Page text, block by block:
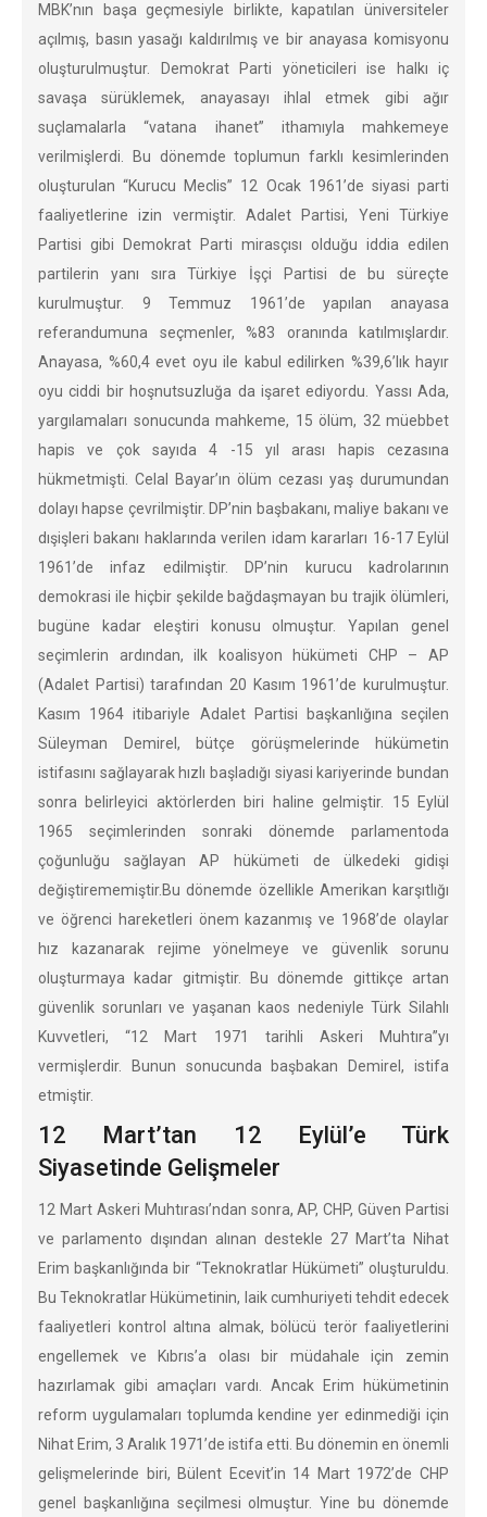
MBK’nın başa geçmesiyle birlikte, kapatılan üniversiteler
açılmış, basın yasağı kaldırılmış ve bir anayasa komisyonu
oluşturulmuştur. Demokrat Parti yöneticileri ise halkı iç
savaşa sürüklemek, anayasayı ihlal etmek gibi ağır
suçlamalarla “vatana ihanet” ithamıyla mahkemeye
verilmişlerdi. Bu dönemde toplumun farklı kesimlerinden
oluşturulan “Kurucu Meclis” 12 Ocak 1961’de siyasi parti
faaliyetlerine izin vermiştir. Adalet Partisi, Yeni Türkiye
Partisi gibi Demokrat Parti mirasçısı olduğu iddia edilen
partilerin yanı sıra Türkiye İşçi Partisi de bu süreçte
kurulmuştur. 9 Temmuz 1961’de yapılan anayasa
referandumuna seçmenler, %83 oranında katılmışlardır.
Anayasa, %60,4 evet oyu ile kabul edilirken %39,6’lık hayır
oyu ciddi bir hoşnutsuzluğa da işaret ediyordu. Yassı Ada,
yargılamaları sonucunda mahkeme, 15 ölüm, 32 müebbet
hapis ve çok sayıda 4 -15 yıl arası hapis cezasına
hükmetmişti. Celal Bayar’ın ölüm cezası yaş durumundan
dolayı hapse çevrilmiştir. DP’nin başbakanı, maliye bakanı ve
dışişleri bakanı haklarında verilen idam kararları 16-17 Eylül
1961’de infaz edilmiştir. DP’nin kurucu kadrolarının
demokrasi ile hiçbir şekilde bağdaşmayan bu trajik ölümleri,
bugüne kadar eleştiri konusu olmuştur. Yapılan genel
seçimlerin ardından, ilk koalisyon hükümeti CHP – AP
(Adalet Partisi) tarafından 20 Kasım 1961’de kurulmuştur.
Kasım 1964 itibariyle Adalet Partisi başkanlığına seçilen
Süleyman Demirel, bütçe görüşmelerinde hükümetin
istifasını sağlayarak hızlı başladığı siyasi kariyerinde bundan
sonra belirleyici aktörlerden biri haline gelmiştir. 15 Eylül
1965 seçimlerinden sonraki dönemde parlamentoda
çoğunluğu sağlayan AP hükümeti de ülkedeki gidişi
değiştirememiştir.Bu dönemde özellikle Amerikan karşıtlığı
ve öğrenci hareketleri önem kazanmış ve 1968’de olaylar
hız kazanarak rejime yönelmeye ve güvenlik sorunu
oluşturmaya kadar gitmiştir. Bu dönemde gittikçe artan
güvenlik sorunları ve yaşanan kaos nedeniyle Türk Silahlı
Kuvvetleri, “12 Mart 1971 tarihli Askeri Muhtıra”yı
vermişlerdir. Bunun sonucunda başbakan Demirel, istifa
etmiştir.
12 Mart’tan 12 Eylül’e Türk
Siyasetinde Gelişmeler
12 Mart Askeri Muhtırası’ndan sonra, AP, CHP, Güven Partisi
ve parlamento dışından alınan destekle 27 Mart’ta Nihat
Erim başkanlığında bir “Teknokratlar Hükümeti” oluşturuldu.
Bu Teknokratlar Hükümetinin, laik cumhuriyeti tehdit edecek
faaliyetleri kontrol altına almak, bölücü terör faaliyetlerini
engellemek ve Kıbrıs’a olası bir müdahale için zemin
hazırlamak gibi amaçları vardı. Ancak Erim hükümetinin
reform uygulamaları toplumda kendine yer edinmediği için
Nihat Erim, 3 Aralık 1971’de istifa etti. Bu dönemin en önemli
gelişmelerinde biri, Bülent Ecevit’in 14 Mart 1972’de CHP
genel başkanlığına seçilmesi olmuştur. Yine bu dönemde